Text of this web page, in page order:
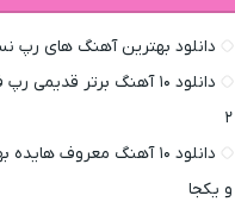
دانلود بهترین آهنگ های رپ
۲
دانلود ۱۰ آهنگ معروف
و یکجا